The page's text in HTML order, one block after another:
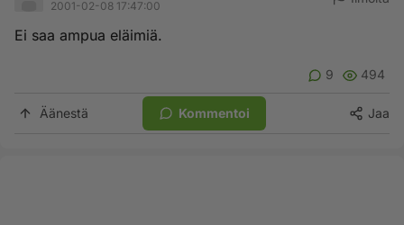
2001-02-08 17:47:00
Ei saa ampua eläimiä.
9 494
Äänestä Kommentoi Jaa